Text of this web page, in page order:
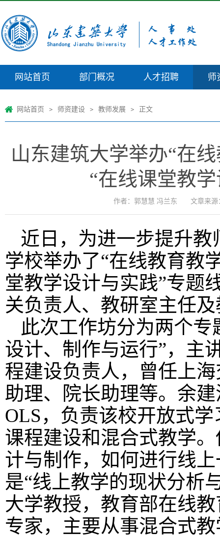
网站首页 部门概况 人才招聘 师
网站首页 > 师资建设 > 教师发展 > 正文
山东建筑大学举办“在
“在线课堂教
作者：​郭慧慧 冯兰东 文章来源
近日，为进一步提升
学校举办了“在线教育教
堂教学设计与实践”专题
关负责人、教研室主任
此次工作坊分为两个
设计、制作与运行”，主
程建设负责人，曾任上
助理、院长助理等。余
OLS，负责该校开放式
课程建设和混合式教学
计与制作，如何进行线
是“线上教学的现状分析
大学教授，教育部在线
专家，主要从事混合式